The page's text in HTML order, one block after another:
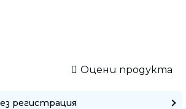
Оцени продукта
регистрация